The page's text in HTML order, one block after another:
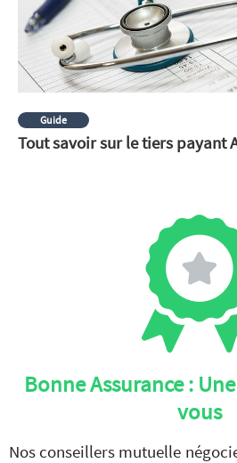
Guide
Tout savoir sur le tiers payant
Bonne Assurance :
vous
Nos conseillers mutuelle